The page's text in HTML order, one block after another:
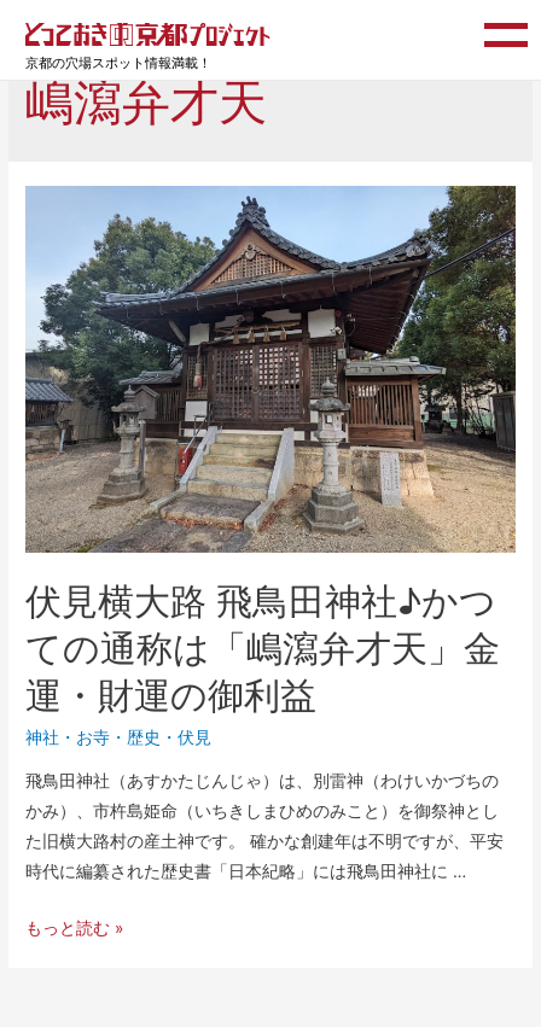
京都の穴場スポット情報満載！
嶋瀉弁才天
伏見横大路 飛鳥田神社♪かつ
ての通称は「嶋瀉弁才天」金
運・財運の御利益
神社・お寺 ・ 歴史 ・伏見
飛鳥田神社（あすかたじんじゃ）は、別雷神（わけいかづちの
かみ）、市杵島姫命（いちきしまひめのみこと）を御祭神とし
た旧横大路村の産土神です。 確かな創建年は不明ですが、平安
時代に編纂された歴史書「日本紀略」には飛鳥田神社に …
もっと読む »